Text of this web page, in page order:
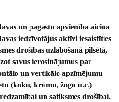
un pagastu apvienība aicina
iedzīvotājus aktīvi iesaistīties
drošības uzlabošanā pilsētā,
savus ierosinājumus par
un vertikālo apzīmējumu
(koku, krūmu, žogu u.c.)
un satiksmes drošībai.